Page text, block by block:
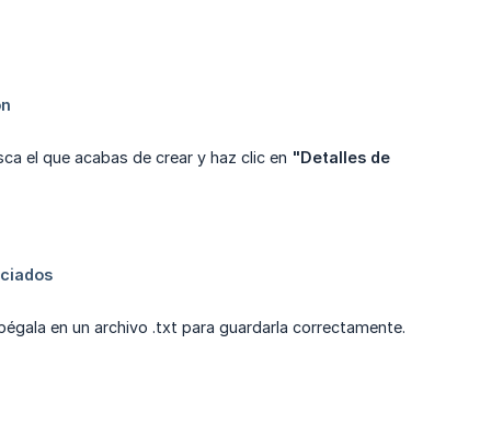
el que acabas de crear y haz clic en "Detalles de
en un archivo .txt para guardarla correctamente.